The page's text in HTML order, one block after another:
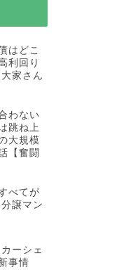
相続の直前に
渡邊浩滋の賃貸言いた
かりやすくQ＆A方式で
誰が建てたか
誰が建てたかは、立地
力～ 現地調査で立地状
はどこ
利回り
家さん
わない
跳ね上
大規模
【奮闘
べてが
譲マン
ーシェ
事情